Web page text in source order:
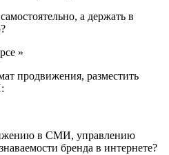
а держать в
»
продвижения, разместить
в СМИ, управлению
бренда в интернете?